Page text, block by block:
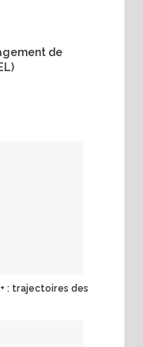
de
: trajectoires des